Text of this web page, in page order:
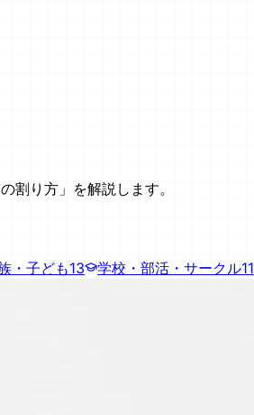
割り方」を解説します。
・子ども13 学校・部活・サークル11